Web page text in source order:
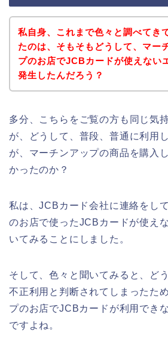
私自身、これまで色々と調べてき
たのは、そもそもどうして、マー
プのお店でJCBカードが使えない
発生したんだろう？
多分、こちらをご覧の方も同じ気
が、どうして、普段、普通に利用
が、マーチンアップの商品を購入
かったのか？
私は、JCBカード会社に連絡をし
のお店で使ったJCBカードが使え
いてみることにしました。
そして、色々と聞いてみると、ど
不正利用と判断されてしまったた
プのお店でJCBカードが利用でき
ですよね。